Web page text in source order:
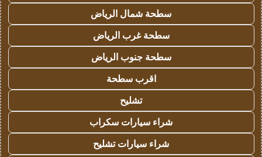
سطحة شمال الرياض
سطحة غرب الرياض
سطحة جنوب الرياض
اقرب سطحة
تشليح
شراء سيارات سكراب
شراء سيارات تشليح